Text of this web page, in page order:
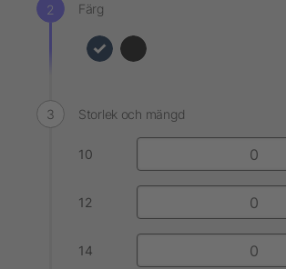
Färg
Storlek och mängd
10
12
14